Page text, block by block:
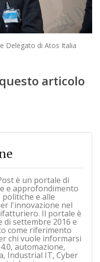
Delegato di Atos Italia
articolo
è un portale di
e approfondimento
e alle
l'innovazione nel
Il portale è
di settembre 2016 e
come riferimento
chi vuole informarsi
automazione,
Industrial IT, Cyber